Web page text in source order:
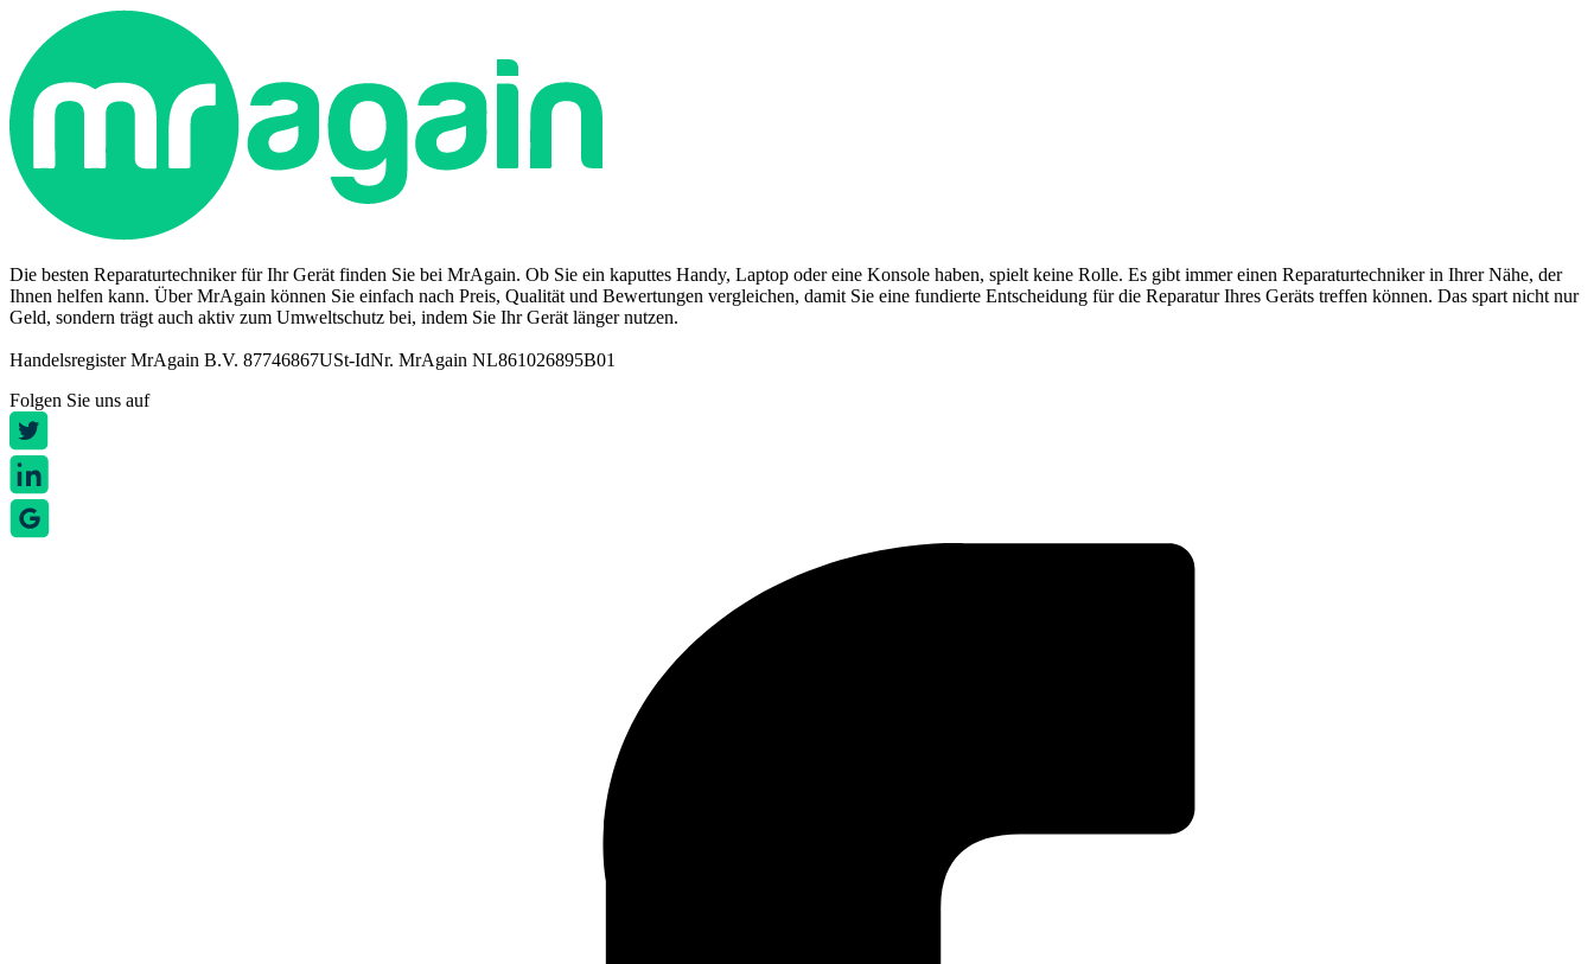
Die besten Reparaturtechniker für Ihr Gerät finden Sie bei MrAgain. Ob Sie ein kaputtes Handy, Laptop oder eine Konsole haben, spielt keine Rolle. Es gibt immer einen Reparaturtechniker in Ihrer Nähe, der
Ihnen helfen kann. Über MrAgain können Sie einfach nach Preis, Qualität und Bewertungen vergleichen, damit Sie eine fundierte Entscheidung für die Reparatur Ihres Geräts treffen können. Das spart nicht nur
Geld, sondern trägt auch aktiv zum Umweltschutz bei, indem Sie Ihr Gerät länger nutzen.
Handelsregister MrAgain B.V. 87746867USt-IdNr. MrAgain NL861026895B01
Folgen Sie uns auf